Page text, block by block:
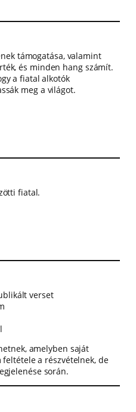
támogatása, valamint
és minden hang számít.
a fiatal alkotók
meg a világot.
fiatal.
verset
amelyben saját
a részvételnek, de
során.